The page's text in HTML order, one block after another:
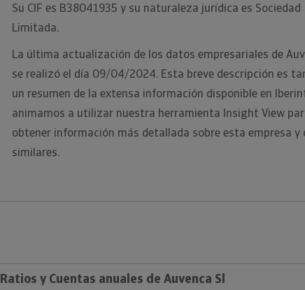
Su CIF es B38041935 y su naturaleza jurídica es Sociedad
Limitada.
La última actualización de los datos empresariales de
se realizó el día 09/04/2024. Esta breve descripción es
un resumen de la extensa información disponible en
animamos a utilizar nuestra herramienta Insight View
obtener información más detallada sobre esta empresa y
similares.
Ratios y Cuentas anuales de Auvenca Sl